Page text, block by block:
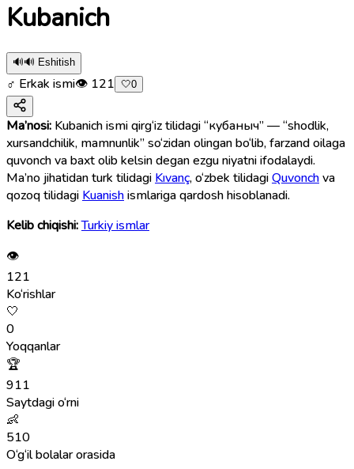
Kubanich
🔊🔊 Eshitish
♂ Erkak ismi👁 121 🤍0
Ma’nosi: Kubanich ismi qirg‘iz tilidagi “кубаныч” — “shodlik,
xursandchilik, mamnunlik” so‘zidan olingan bo‘lib, farzand oilaga
quvonch va baxt olib kelsin degan ezgu niyatni ifodalaydi.
Ma’no jihatidan turk tilidagi Kıvanç, o‘zbek tilidagiQuvonchva
qozoq tilidagi Kuanishismlariga qardosh hisoblanadi.
Kelib chiqishi:Turkiy ismlar
👁
121
Ko‘rishlar
🤍
0
Yoqqanlar
🏆
911
Saytdagi o‘rni
👶
510
O‘g‘il bolalar orasida